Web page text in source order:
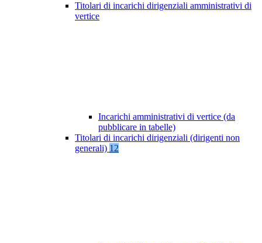
Titolari di incarichi dirigenziali amministrativi di
vertice
Incarichi amministrativi di vertice (da
pubblicare in tabelle)
Titolari di incarichi dirigenziali (dirigenti non
generali) 12